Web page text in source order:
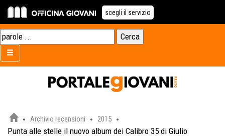
scegli il servizio
Archivio recensioni 2015
Punta alle stelle il nuovo album dei Calibro 35 di Giulio